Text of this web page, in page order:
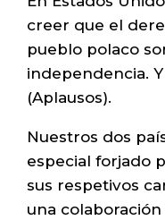
creer que el
pueblo polaco
independencia.
(Aplausos).
Nuestros dos
especial forjado
sus respetivos
una